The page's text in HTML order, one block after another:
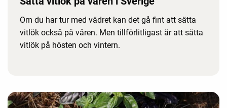
Om du har tur med vädret kan det gå fint att sätta
vitlök också på våren. Men tillförlitligast är att sätta
vitlök på hösten och vintern.